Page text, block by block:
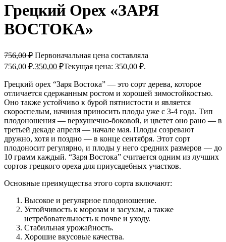
Грецкий Орех «ЗАРЯ
ВОСТОКА»
756,00₽ Первоначальная цена составляла
756,00 ₽.350,00 ₽Текущая цена: 350,00 ₽.
Грецкий орех “Заря Востока” — это сорт дерева, которое
отличается сдержанным ростом и хорошей зимостойкостью.
Оно также устойчиво к бурой пятнистости и является
скороспелым, начиная приносить плоды уже с 3-4 года. Тип
плодоношения — верхушечно-боковой, и цветет оно рано — в
третьей декаде апреля — начале мая. Плоды созревают
дружно, хотя и поздно — в конце сентября. Этот сорт
плодоносит регулярно, и плоды у него средних размеров — до
10 грамм каждый. “Заря Востока” считается одним из лучших
сортов грецкого ореха для приусадебных участков.
Основные преимущества этого сорта включают:
Высокое и регулярное плодоношение.
Устойчивость к морозам и засухам, а также
нетребовательность к почве и уходу.
Стабильная урожайность.
Хорошие вкусовые качества.